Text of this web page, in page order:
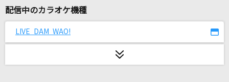
青と夏
今この胸に滾るのは
配信中のカラオケ機種
LIVE DAM WAO!